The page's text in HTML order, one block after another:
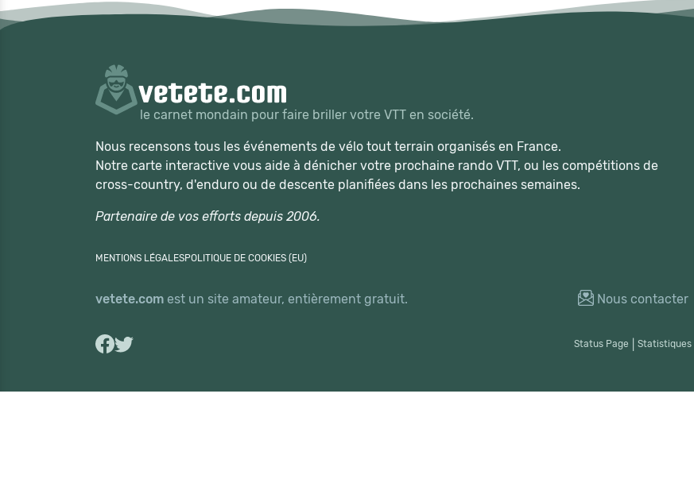
le carnet mondain pour faire briller votre VTT en société.
Nous recensons tous les événements de vélo tout terrain organisés en France.
Notre carte interactive vous aide à dénicher votre prochaine rando VTT, ou les compétitions de
cross-country, d'enduro ou de descente planifiées dans les prochaines semaines.
Partenaire de vos efforts depuis 2006.
MENTIONS LÉGALESPOLITIQUE DE COOKIES (EU)
vetete.com est un site amateur, entièrement gratuit. Nous contacter
Status Page Statistiques